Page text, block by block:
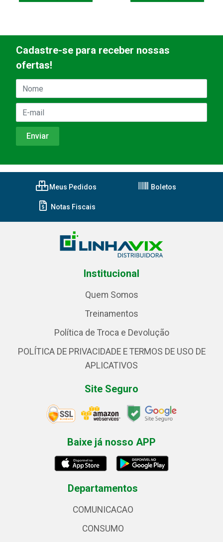
Cadastre-se para receber nossas
ofertas!
Meus Pedidos Boletos
Notas Fiscais
Institucional
Quem Somos
Treinamentos
Política de Troca e Devolução
POLÍTICA DE PRIVACIDADE E TERMOS DE USO DE
APLICATIVOS
Site Seguro
Baixe já nosso APP
Departamentos
COMUNICACAO
CONSUMO